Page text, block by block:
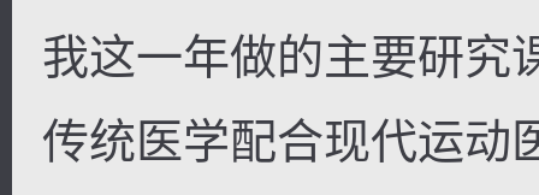
我这一年做的主要研究
传统医学配合现代运动